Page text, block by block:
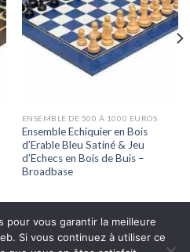
ENSEMBLE DE 500 À 1000 EUROS
Ensemble Echiquier en Bois
d’Erable Bleu Satiné & Jeu
d’Echecs en Bois de Buis –
Broadbase
pour vous garantir la meilleure
Si vous continuez à utiliser ce